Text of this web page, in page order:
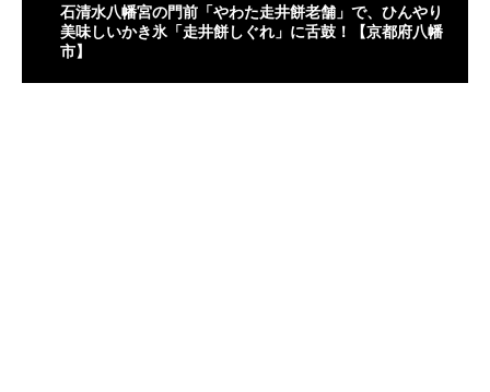
石清水八幡宮の門前「やわた走井餅老舗」で、ひんやり
美味しいかき氷「走井餅しぐれ」に舌鼓！【京都府八幡
市】